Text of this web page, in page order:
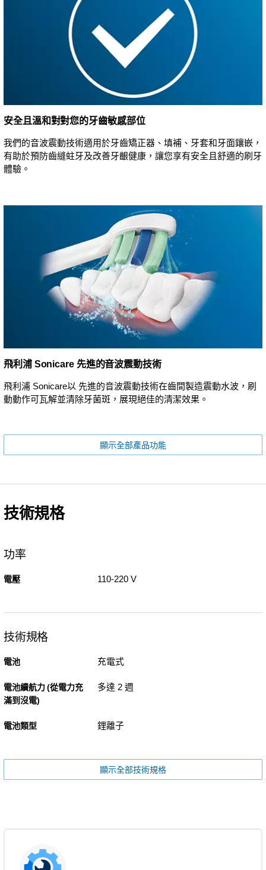
安全且溫和對對您的牙齒敏感部位
我們的音波震動技術適用於牙齒矯正器、填補、牙套和牙面鑲嵌，
有助於預防齒縫蛀牙及改善牙齦健康，讓您享有安全且舒適的刷牙
體驗。
飛利浦 Sonicare 先進的音波震動技術
飛利浦 Sonicare以 先進的音波震動技術在齒間製造震動水波，刷
動動作可瓦解並清除牙菌斑，展現絕佳的清潔效果。
顯示全部產品功能
技術規格
功率
電壓 110-220 V
技術規格
電池 充電式
電池續航力 (從電力充
滿到沒電)
多達 2 週
電池類型 鋰離子
顯示全部技術規格